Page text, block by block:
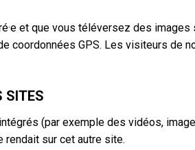
et que vous téléversez des
coordonnées GPS. Les visiteurs de
SITES
(par exemple des vidéos,
rendait sur cet autre site.